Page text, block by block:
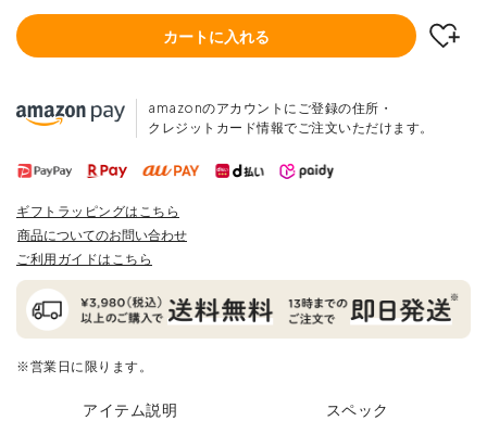
カートに入れる
amazonのアカウントにご登録の住所・
クレジットカード情報でご注文いただけます。
ギフトラッピングはこちら
商品についてのお問い合わせ
ご利用ガイドはこちら
※営業日に限ります。
アイテム説明 スペック